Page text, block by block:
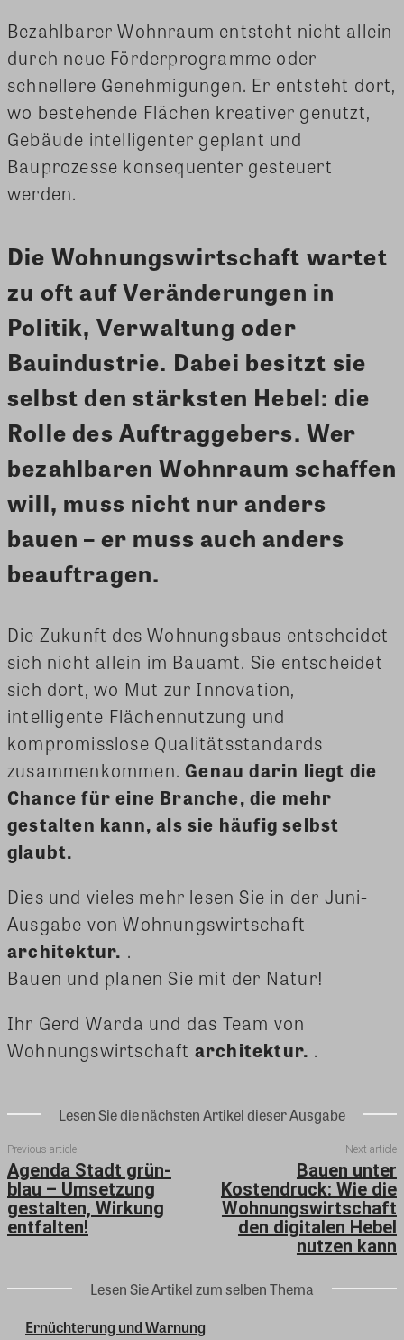
Bezahlbarer Wohnraum entsteht nicht allein
durch neue Förderprogramme oder
schnellere Genehmigungen. Er entsteht dort,
wo bestehende Flächen kreativer genutzt,
Gebäude intelligenter geplant und
Bauprozesse konsequenter gesteuert
werden.
Die Wohnungswirtschaft wartet
zu oft auf Veränderungen in
Politik, Verwaltung oder
Bauindustrie. Dabei besitzt sie
selbst den stärksten Hebel: die
Rolle des Auftraggebers. Wer
bezahlbaren Wohnraum schaffen
will, muss nicht nur anders
bauen – er muss auch anders
beauftragen.
Die Zukunft des Wohnungsbaus entscheidet
sich nicht allein im Bauamt. Sie entscheidet
sich dort, wo Mut zur Innovation,
intelligente Flächennutzung und
kompromisslose Qualitätsstandards
zusammenkommen. Genau darin liegt die
Chance für eine Branche, die mehr
gestalten kann, als sie häufig selbst
glaubt.
Dies und vieles mehr lesen Sie in der Juni-
Ausgabe von Wohnungswirtschaft
architektur. .
Bauen und planen Sie mit der Natur!
Ihr Gerd Warda und das Team von
Wohnungswirtschaft architektur. .
Lesen Sie die nächsten Artikel dieser Ausgabe
Previous article
Agenda Stadt grün-
blau – Umsetzung
gestalten, Wirkung
entfalten!
Next article
Bauen unter
Kostendruck: Wie die
Wohnungswirtschaft
den digitalen Hebel
nutzen kann
Lesen Sie Artikel zum selben Thema
Ernüchterung und Warnung